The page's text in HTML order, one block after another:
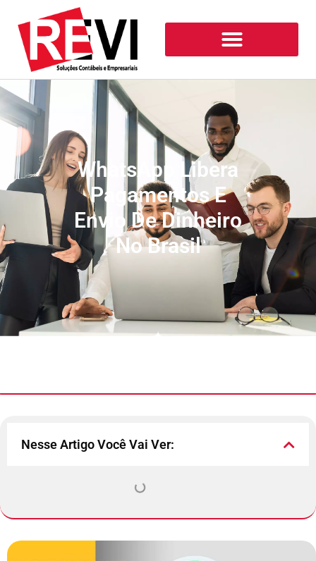
WhatsApp Libera
Pagamentos E
Envio De Dinheiro
No Brasil
Nesse Artigo Você Vai Ver: